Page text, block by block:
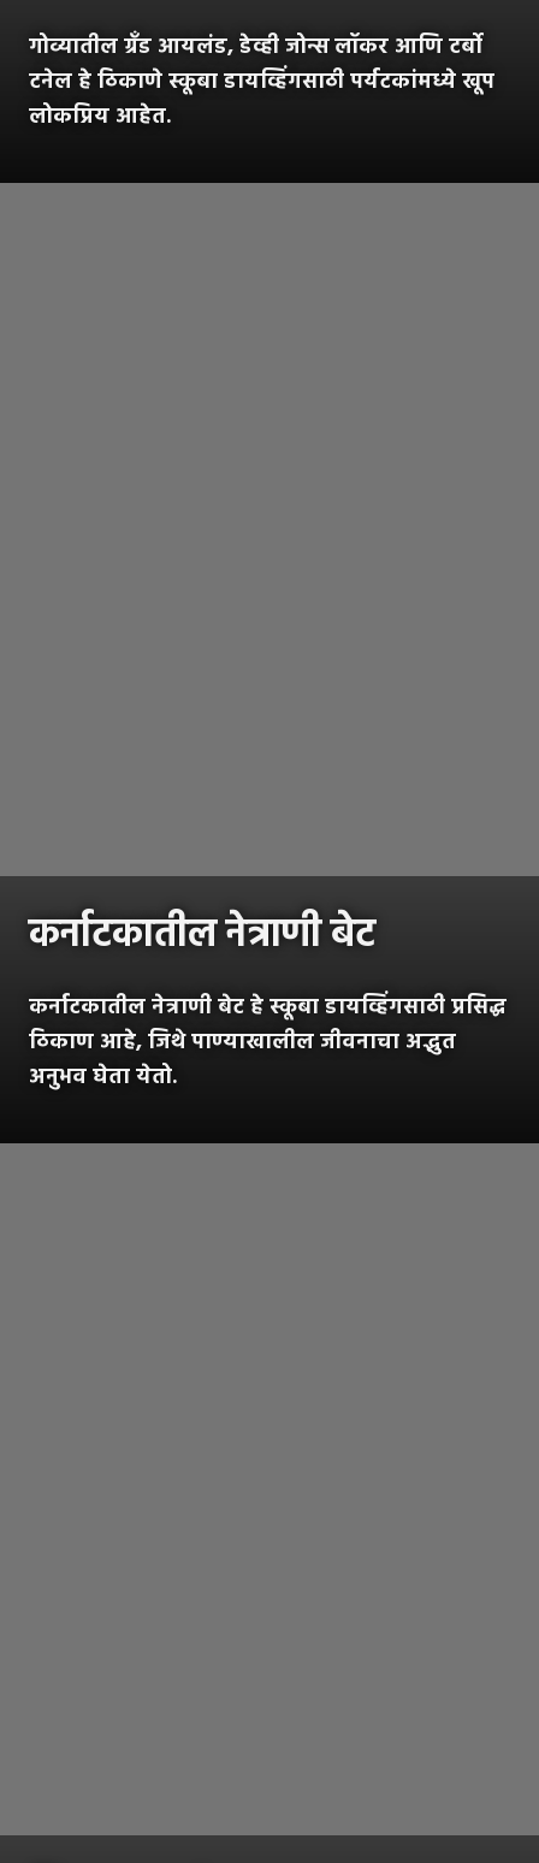
गोव्यातील ग्रँड आयलंड, डेव्ही जोन्स लॉकर आणि टर्बो
टनेल हे ठिकाणे स्कूबा डायव्हिंगसाठी पर्यटकांमध्ये खूप
लोकप्रिय आहेत.
कर्नाटकातील नेत्राणी बेट
कर्नाटकातील नेत्राणी बेट हे स्कूबा डायव्हिंगसाठी प्रसिद्ध
ठिकाण आहे, जिथे पाण्याखालील जीवनाचा अद्भुत
अनुभव घेता येतो.